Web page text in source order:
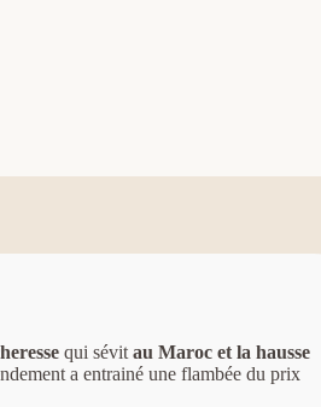
qui sévit au Maroc et la hausse
a entrainé une flambée du prix